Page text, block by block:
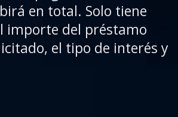
en total. Solo tiene
importe del préstamo
el tipo de interés y